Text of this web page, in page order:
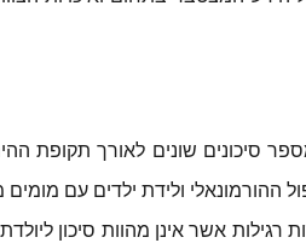
סיכונים שונים לאורך תקופת
ההורמונאלי ולידת ילדים עם מומים
אשר אינן מהוות סיכון